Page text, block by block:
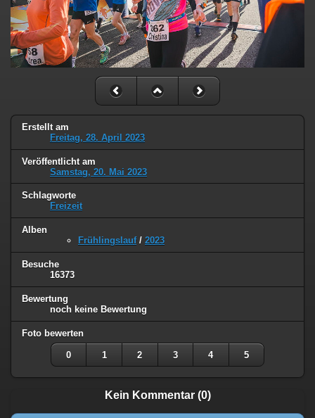
Erstellt am
Freitag, 28. April 2023
Veröffentlicht am
Samstag, 20. Mai 2023
Schlagworte
Freizeit
Alben
Frühlingslauf/ 2023
Besuche
16373
Bewertung
noch keine Bewertung
Foto bewerten
0 1 2 3 4 5
Kein Kommentar (0)